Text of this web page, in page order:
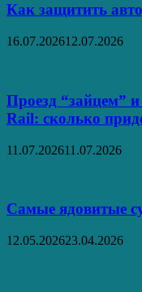
Как защитить
16.07.202612.07.2026
Проезд “зайцем”
Rail: сколько
11.07.202611.07.2026
Самые ядовитые
12.05.202623.04.2026